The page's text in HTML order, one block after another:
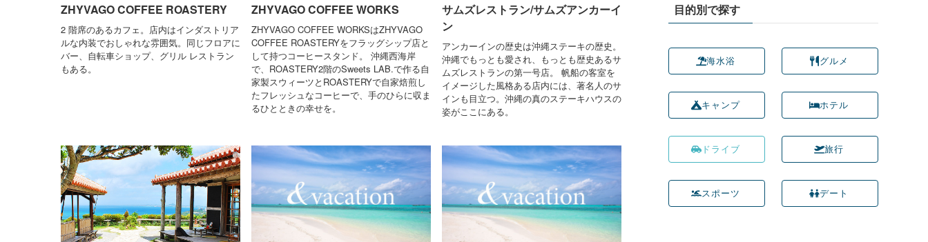
ZHYVAGO COFFEE ROASTERY
2 階席のあるカフェ。店内はインダストリア
ルな内装でおしゃれな雰囲気。同じフロアに
バー、自転車ショップ、グリル レストラン
もある。
ZHYVAGO COFFEE WORKS
ZHYVAGO COFFEE WORKSはZHYVAGO
COFFEE ROASTERYをフラッグシップ店と
して持つコーヒースタンド。 沖縄西海岸
で、ROASTERY2階のSweets LAB.で作る自
家製スウィーツとROASTERYで自家焙煎し
たフレッシュなコーヒーで、手のひらに収ま
るひとときの幸せを。
サムズレストラン/サムズアンカーイ
ン
アンカーインの歴史は沖縄ステーキの歴史。
沖縄でもっとも愛され、もっとも歴史あるサ
ムズレストランの第一号店。 帆船の客室を
イメージした風格ある店内には、著名人のサ
インも目立つ。沖縄の真のステーキハウスの
姿がここにある。
目的別で探す
海水浴
キャンプ
ドライブ
スポーツ
グルメ
ホテル
旅行
デート